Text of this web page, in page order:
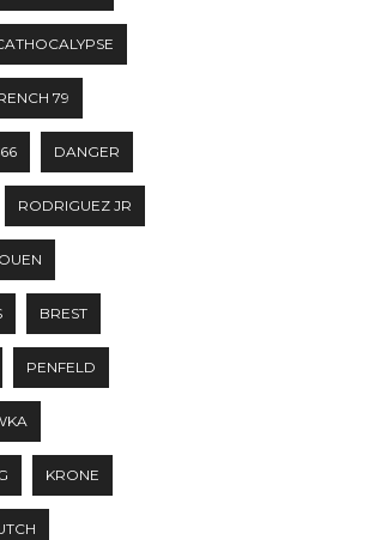
79
DANGER
RODRIGUEZ JR
BREST
PENFELD
KRONE